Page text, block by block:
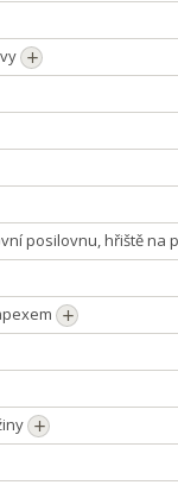
posilovnu, hřiště na